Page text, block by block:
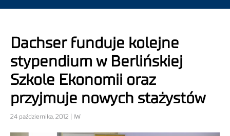
Dachser funduje kolejne
stypendium w Berlińskiej
Szkole Ekonomii oraz
przyjmuje nowych stażystów
24 października, 2012 | IW